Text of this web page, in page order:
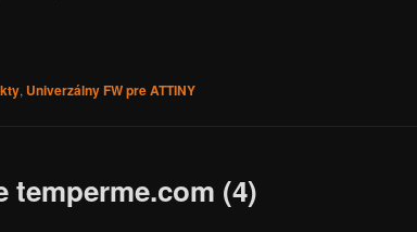
, Univerzálny FW pre ATTINY
temperme.com (4)